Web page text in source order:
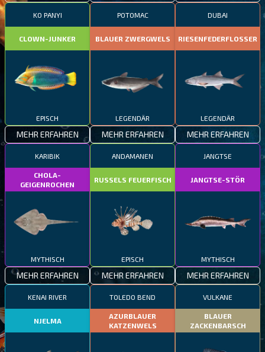
KO PANYI
CLOWN-JUNKER
EPISCH
MEHR ERFAHREN
POTOMAC
BLAUER ZWERGWELS
LEGENDÄR
MEHR ERFAHREN
DUBAI
RIESENFEDERFLOSSER
LEGENDÄR
MEHR ERFAHREN
KARIBIK
CHOLA-
GEIGENROCHEN
MYTHISCH
MEHR ERFAHREN
ANDAMANEN
RUSSELS FEUERFISCH
EPISCH
MEHR ERFAHREN
JANGTSE
JANGTSE-STÖR
MYTHISCH
MEHR ERFAHREN
KENAI RIVER
NJELMA
TOLEDO BEND
AZURBLAUER
KATZENWELS
VULKANE
BLAUER
ZACKENBARSCH